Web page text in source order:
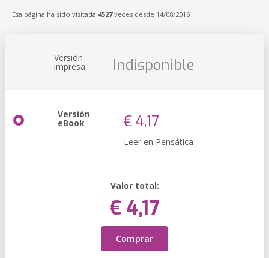
Esa página ha sido visitada 4527veces desde 14/08/2016
Versión
impresa Indisponible
Versión
eBook € 4,17
Leer en Pensática
Valor total:
€ 4,17
Comprar